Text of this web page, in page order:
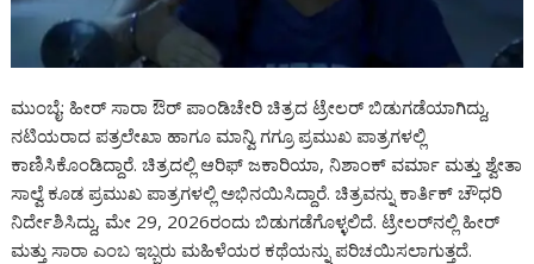
ಮುಂಬೈ: ಹೀರ್ ಸಾರಾ ಔರ್ ಪಾಂಡಿಚೇರಿ ಚಿತ್ರದ ಟ್ರೇಲರ್ ಬಿಡುಗಡೆಯಾಗಿದ್ದು,
ನಟಿಯರಾದ ಪತ್ರಲೇಖಾ ಹಾಗೂ ಮಾನ್ವಿ ಗಗ್ರೂ ಪ್ರಮುಖ ಪಾತ್ರಗಳಲ್ಲಿ
ಕಾಣಿಸಿಕೊಂಡಿದ್ದಾರೆ. ಚಿತ್ರದಲ್ಲಿ ಆರಿಫ್ ಜಕಾರಿಯಾ, ನಿಶಾಂಕ್ ವರ್ಮಾ ಮತ್ತು ಶ್ವೇತಾ
ಸಾಲ್ವೆ ಕೂಡ ಪ್ರಮುಖ ಪಾತ್ರಗಳಲ್ಲಿ ಅಭಿನಯಿಸಿದ್ದಾರೆ. ಚಿತ್ರವನ್ನು ಕಾರ್ತಿಕ್ ಚೌಧರಿ
ನಿರ್ದೇಶಿಸಿದ್ದು, ಮೇ 29, 2026ರಂದು ಬಿಡುಗಡೆಗೊಳ್ಳಲಿದೆ. ಟ್ರೇಲರ್‌ನಲ್ಲಿ ಹೀರ್
ಮತ್ತು ಸಾರಾ ಎಂಬ ಇಬ್ಬರು ಮಹಿಳೆಯರ ಕಥೆಯನ್ನು ಪರಿಚಯಿಸಲಾಗುತ್ತದೆ.